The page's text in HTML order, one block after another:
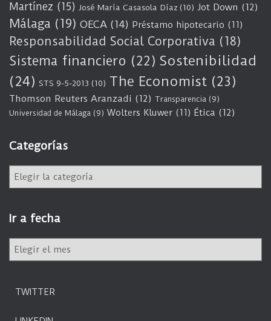
Martínez (15) José María Casasola Díaz (10) Jot Down (12)
Málaga (19) OECA (14) Préstamo hipotecario (11)
Responsabilidad Social Corporativa (18)
Sistema financiero (22) Sostenibilidad
(24) STS 9-5-2013 (10) The Economist (23)
Thomson Reuters Aranzadi (12) Transparencia (9)
Universidad de Málaga (9) Wolters Kluwer (11) Ética (12)
Categorías
e
g
o
í
Ir a fecha
TWITTER